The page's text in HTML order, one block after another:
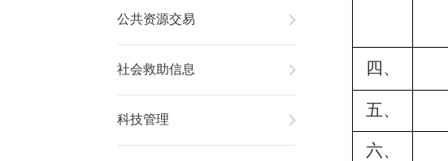
公共资源交易
社会救助信息
科技管理
四、
五、
六、